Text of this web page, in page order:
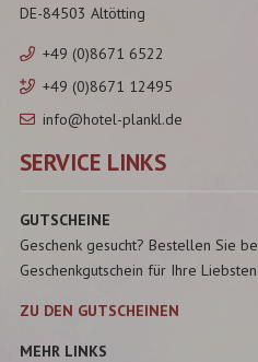
DE-84503 Altötting
+49 (0)8671 6522
+49 (0)8671 12495
info@hotel-plankl.de
SERVICE LINKS
GUTSCHEINE
Geschenk gesucht? Bestellen Sie
Geschenkgutschein für Ihre
ZU DEN GUTSCHEINEN
MEHR LINKS